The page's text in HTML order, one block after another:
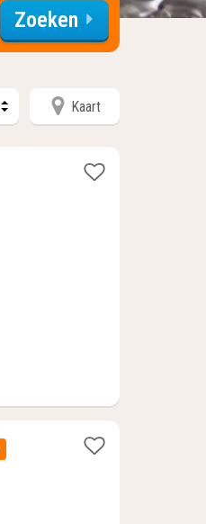
Zoeken
Kaart